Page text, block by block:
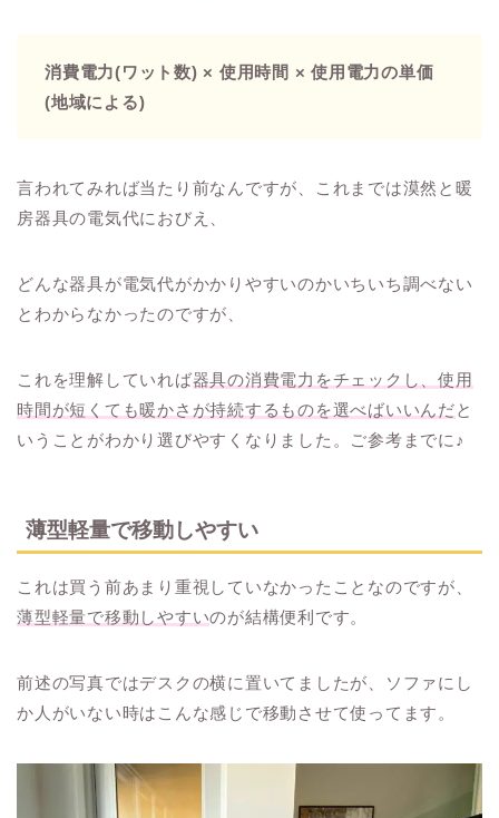
消費電力(ワット数) × 使用時間 × 使用電力の単価
(地域による)
言われてみれば当たり前なんですが、これまでは漠然と暖
房器具の電気代におびえ、
どんな器具が電気代がかかりやすいのかいちいち調べない
とわからなかったのですが、
これを理解していれば器具の消費電力をチェックし、使用
時間が短くても暖かさが持続するものを選べばいいんだと
いうことがわかり選びやすくなりました。ご参考までに♪
薄型軽量で移動しやすい
これは買う前あまり重視していなかったことなのですが、
薄型軽量で移動しやすいのが結構便利です。
前述の写真ではデスクの横に置いてましたが、ソファにし
か人がいない時はこんな感じで移動させて使ってます。